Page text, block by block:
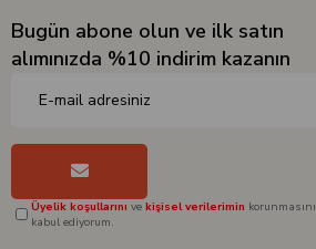
Bugün abone olun ve ilk satın
alımınızda %10 indirim kazanın
Üyelik koşullarını ve kişisel verilerimin korunmasını
kabul ediyorum.